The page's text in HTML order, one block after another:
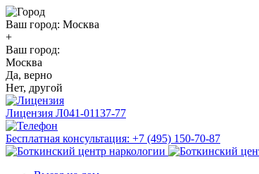
Ваш город: Москва
+
Ваш город:
Москва
Да, верно
Нет, другой
Лицензия Л041-01137-77
Бесплатная консультация: +7 (495) 150-70-87